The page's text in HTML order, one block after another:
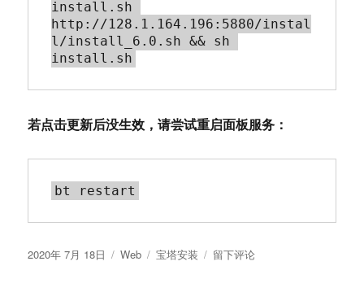
install.sh
http://128.1.164.196:5880/instal
l/install_6.0.sh && sh
若点击更新后没生效，请尝试重启面板服务：
发
2020年 7月 18日
分
Web
标
宝塔安装
于
留下评论